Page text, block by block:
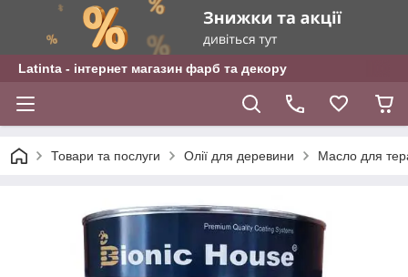
Latinta - інтернет магазин фарб та декору
Товари та послуги Олії для деревини Масло для